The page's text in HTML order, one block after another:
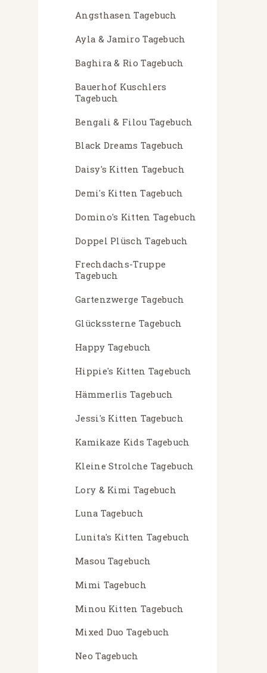
Angsthasen Tagebuch
Ayla & Jamiro Tagebuch
Baghira & Rio Tagebuch
Bauerhof Kuschlers
Tagebuch
Bengali & Filou Tagebuch
Black Dreams Tagebuch
Daisy's Kitten Tagebuch
Demi's Kitten Tagebuch
Domino's Kitten Tagebuch
Doppel Plüsch Tagebuch
Frechdachs-Truppe
Tagebuch
Gartenzwerge Tagebuch
Glückssterne Tagebuch
Happy Tagebuch
Hippie's Kitten Tagebuch
Hämmerlis Tagebuch
Jessi's Kitten Tagebuch
Kamikaze Kids Tagebuch
Kleine Strolche Tagebuch
Lory & Kimi Tagebuch
Luna Tagebuch
Lunita's Kitten Tagebuch
Masou Tagebuch
Mimi Tagebuch
Minou Kitten Tagebuch
Mixed Duo Tagebuch
Neo Tagebuch